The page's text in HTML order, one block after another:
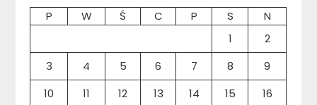
P W Ś C P S
N
1
2
3
4 5 6 7 8
9
10
11 12 13 14 15
16